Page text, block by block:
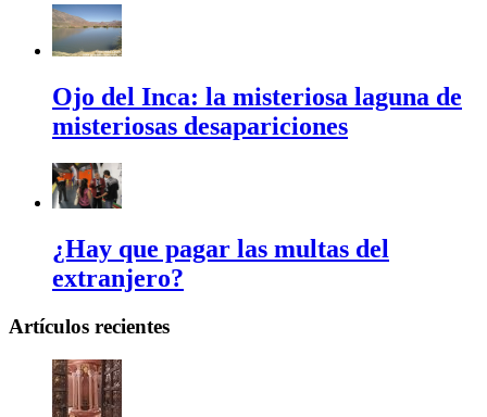
Ojo del Inca: la misteriosa laguna de
misteriosas desapariciones
¿Hay que pagar las multas del
extranjero?
Artículos recientes